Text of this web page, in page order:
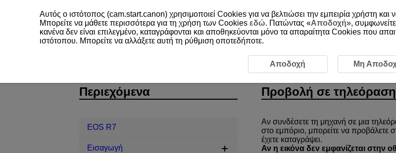
EOS R7 Προβολή/αναπαραγωγή Προβολή σε τηλεόραση
Προβολή σε τηλεόραση
Αν συνδέσετε τη μηχανή σε μια
στο εμπόριο, μπορείτε να προβάλετε
έχετε καταγράψει.
Αν η εικόνα δεν εμφανίζεται στην
Περιεχόμενα
EOS R7
Εισαγωγή
Αυτός ο ιστότοπος (cam.start.canon) χρησιμοποιεί Cookies για να βελτιώσει την εμπειρία χρήστη και
Μπορείτε να μάθετε περισσότερα για τη χρήση των Cookies εδώ. Πατώντας «Αποδοχή»,
κανένα δεν είναι επιλεγμένο, καταγράφονται και αποθηκεύονται μόνο τα απαραίτητα Cookies που
ιστότοπου. Μπορείτε να αλλάξετε αυτή τη ρύθμιση οποτεδήποτε.
Αποδοχή Μη